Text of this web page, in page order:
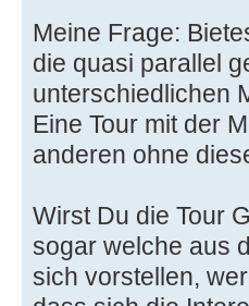
Meine Frage:
die quasi parallel
unterschiedlichen
Eine Tour mit der
anderen ohne
Wirst Du die Tour
sogar welche aus
sich vorstellen,